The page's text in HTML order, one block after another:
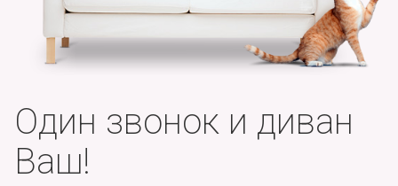
Один звонок и диван
Ваш!